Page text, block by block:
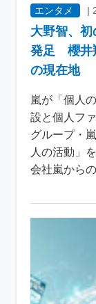
エンタメ |
大野智、
発足 櫻井
の現在地
嵐が「個人
設と個人フ
グループ・
人の活動」
会社嵐から